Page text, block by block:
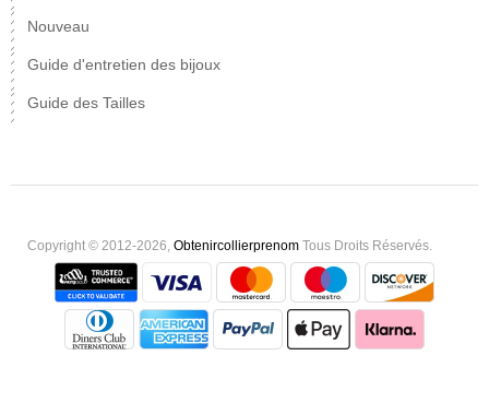
Nouveau
Guide d'entretien des bijoux
Guide des Tailles
Copyright © 2012-2026, Obtenircollierprenom Tous Droits Réservés.